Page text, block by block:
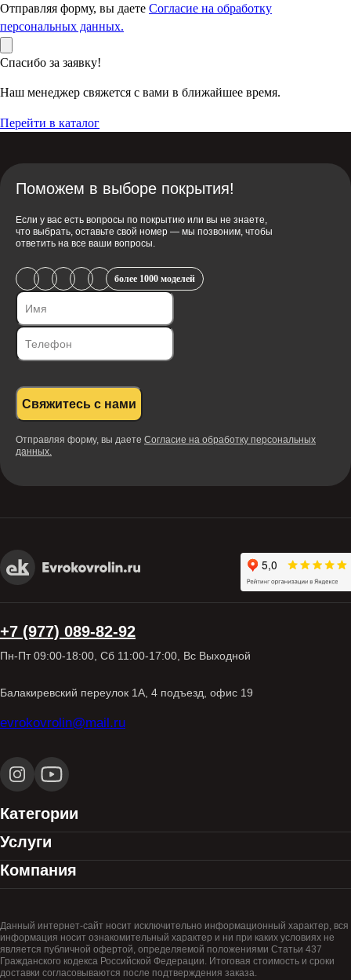
Отправляя форму, вы даете Согласие на обработку
персональных данных.
Спасибо за заявку!
Наш менеджер свяжется с вами в ближайшее время.
Перейти в каталог
Поможем в выборе покрытия!
Если у вас есть вопросы по покрытию или вы не знаете,
что выбрать, оставьте свой номер — мы позвоним, чтобы
ответить на все ваши вопросы.
более 1000 моделей
Свяжитесь с нами
Отправляя форму, вы даете Согласие на обработку персональных
данных.
+7 (977) 089-82-92
Пн-Пт 09:00-18:00, Сб 11:00-17:00, Вс Выходной
Балакиревский переулок 1А, 4 подъезд, офис 19
evrokovrolin@mail.ru
Категории
Услуги
Компания
Данный интернет-сайт носит исключительно информационный характер, вся
информация носит ознакомительный характер и ни при каких условиях не
является публичной офертой, определяемой положениями Статьи 437
Гражданского кодекса Российской Федерации. Итоговая стоимость и сроки
доставки согласовываются после подтверждения заказа.